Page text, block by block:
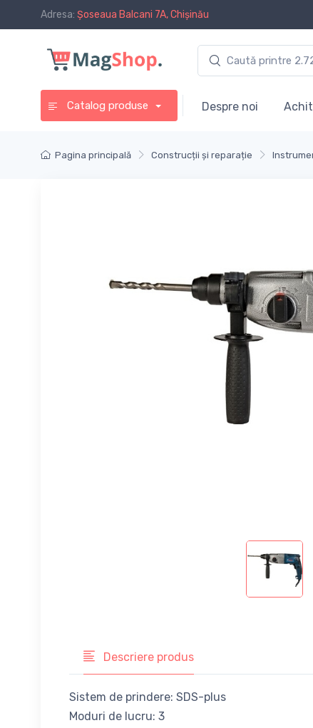
Adresa: Șoseaua Balcani 7A, Chișinău
Catalog produse Despre noi
Pagina principală Construcții și reparație
Descriere produs
Sistem de prindere: SDS-plus
Moduri de lucru: 3